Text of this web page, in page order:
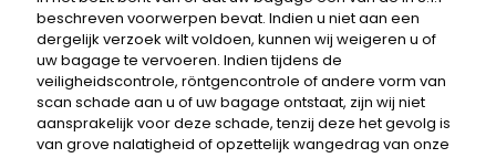
beschreven voorwerpen bevat. Indien u niet aan een
dergelijk verzoek wilt voldoen, kunnen wij weigeren u of
uw bagage te vervoeren. Indien tijdens de
veiligheidscontrole, röntgencontrole of andere vorm van
scan schade aan u of uw bagage ontstaat, zijn wij niet
aansprakelijk voor deze schade, tenzij deze het gevolg is
van grove nalatigheid of opzettelijk wangedrag van onze